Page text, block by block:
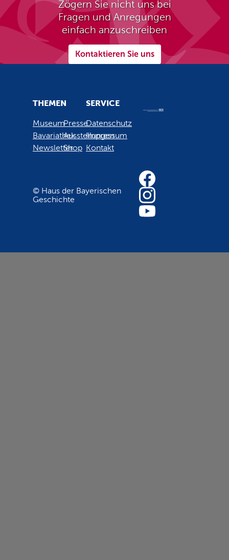
Zögern Sie nicht uns bei
Fragen und Anregungen
einfach anzuschreiben
Kontaktieren Sie uns
THEMEN
Museum
Bavariathek
Newsletter
Presse
Ausstellungen
Shop
SERVICE
Datenschutz
Impressum
Kontakt
© Haus der Bayerischen
Geschichte